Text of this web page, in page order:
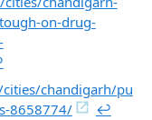
on-drug-
chandigarh/pu
8658774/
↩︎